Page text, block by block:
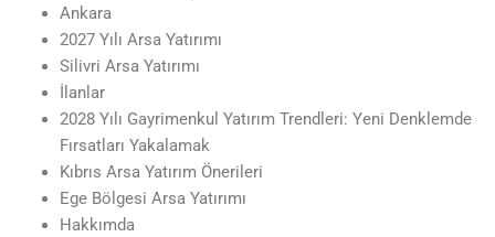
Ankara
2027 Yılı Arsa Yatırımı
Silivri Arsa Yatırımı
İlanlar
2028 Yılı Gayrimenkul Yatırım Trendleri: Yeni Denklemde
Fırsatları Yakalamak
Kıbrıs Arsa Yatırım Önerileri
Ege Bölgesi Arsa Yatırımı
Hakkımda